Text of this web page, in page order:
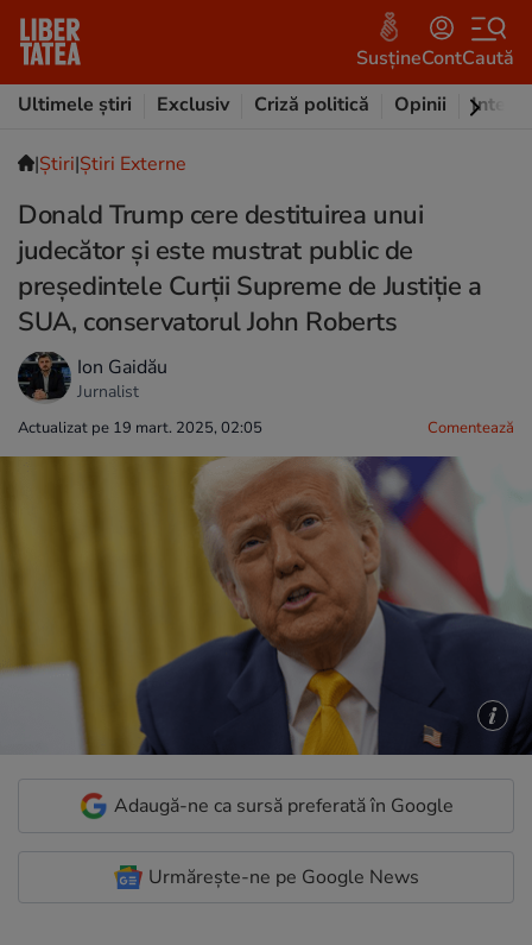
SusțineContCaută
Ultimele știri
Exclusiv Criză politică Opinii
|Ştiri|Știri Externe
Donald Trump cere destituirea unui
judecător și este mustrat public de
preşedintele Curţii Supreme de Justiţie a
SUA, conservatorul John Roberts
Ion Gaidău
Jurnalist
Actualizat pe 19 mart. 2025, 02:05 Comentează
Adaugă-ne ca sursă preferată în Google
Urmărește-ne pe Google News